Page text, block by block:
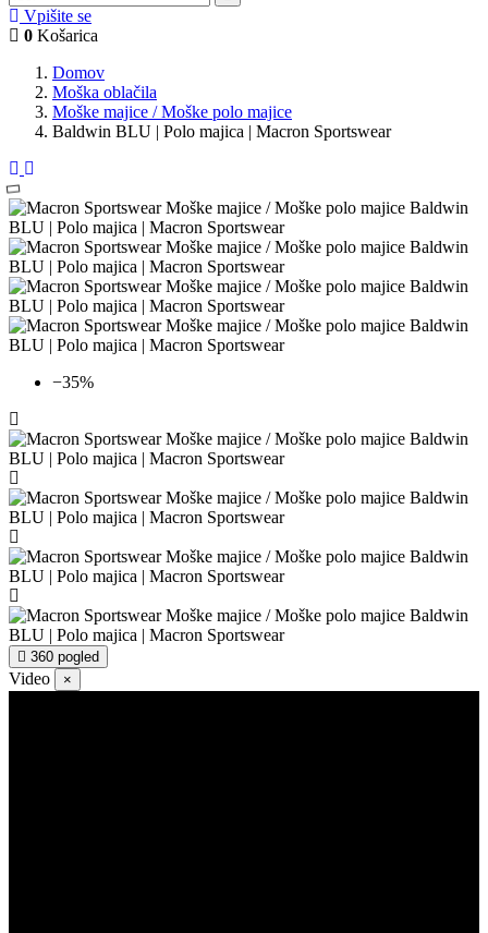
Vpišite se
0 Košarica
Domov
Moška oblačila
Moške majice / Moške polo majice
Baldwin BLU | Polo majica | Macron Sportswear
−35%
360 pogled
Video ×